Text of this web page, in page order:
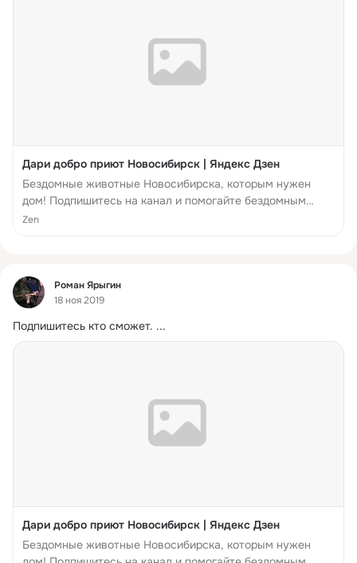
Дари добро приют Новосибирск | Яндекс Дзен
Бездомные животные Новосибирска, которым нужен
дом! Подпишитесь на канал и помогайте бездомным
становиться домашними! Читайте наши истории о
Zen
Фид
Роман Ярыгин
18 ноя 2019
Подпишитесь кто сможет. ...
Дари добро приют Новосибирск | Яндекс Дзен
Бездомные животные Новосибирска, которым нужен